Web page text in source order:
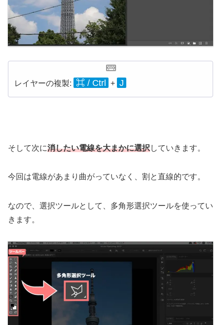
レイヤーの複製: ⌘ / Ctrl + J
そして次に消したい電線を大まかに選択していきます。
今回は電線があまり曲がっていなく、割と直線的です。
なので、選択ツールとして、多角形選択ツールを使ってい
きます。